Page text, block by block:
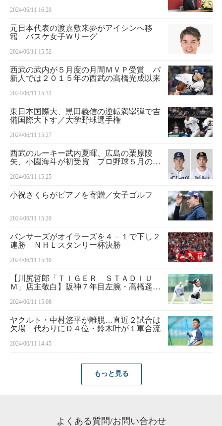
2024/06/11 16:20
元日本代表の渡嘉敷来夢がアイシンへ移
籍 バスケ女子Ｗリーグ
2024/06/11 15:52
西武の武内が５月度の月間ＭＶＰ受賞 パ
新人では２０１５年の西武の高橋光成以来
2024/06/11 15:31
東日本国際大、黒田義信の逆転満塁弾で吉
備国際大下す／大学野球選手権
2024/06/11 15:27
西武のルーキー武内夏暉、広島の栗原陵
矢、小園海斗が初受賞 プロ野球５月の月
2024/06/11 15:25
小祝さくらがピアノを寄贈／女子ゴルフ
2024/06/11 15:20
パンサーズがオイラーズを４－１で下し２
連勝 ＮＨＬスタンリー杯決勝
2024/06/11 15:10
【川尻哲郎「ＴＩＧＥＲ ＳＴＡＤＩＵ
Ｍ」店主敬白】阪神７年目左腕・高橋遥人
救世主に 岡田監督、貯金ゼロで「もう明
2024/06/11 15:08
ヤクルト・中村悠平が離脱…直近２試合は
欠場 代わりにＤ４位・鈴木叶が１軍合流
2024/06/11 14:45
もっと見る
よくある質問/お問い合わせ